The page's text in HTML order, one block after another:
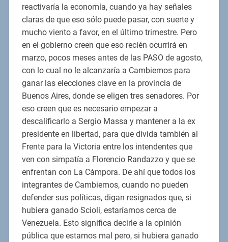
reactivaría la economía, cuando ya hay señales
claras de que eso sólo puede pasar, con suerte y
mucho viento a favor, en el último trimestre. Pero
en el gobierno creen que eso recién ocurrirá en
marzo, pocos meses antes de las PASO de agosto,
con lo cual no le alcanzaría a Cambiemos para
ganar las elecciones clave en la provincia de
Buenos Aires, donde se eligen tres senadores. Por
eso creen que es necesario empezar a
descalificarlo a Sergio Massa y mantener a la ex
presidente en libertad, para que divida también al
Frente para la Victoria entre los intendentes que
ven con simpatía a Florencio Randazzo y que se
enfrentan con La Cámpora. De ahí que todos los
integrantes de Cambiemos, cuando no pueden
defender sus políticas, digan resignados que, si
hubiera ganado Scioli, estaríamos cerca de
Venezuela. Esto significa decirle a la opinión
pública que estamos mal pero, si hubiera ganado